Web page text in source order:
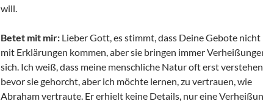
will.
Betet mit mir: Lieber Gott, es stimmt, dass Deine Gebote
mit Erklärungen kommen, aber sie bringen immer
sich. Ich weiß, dass meine menschliche Natur oft erst
bevor sie gehorcht, aber ich möchte lernen, zu vertrauen, wie
Abraham vertraute. Er erhielt keine Details, nur eine